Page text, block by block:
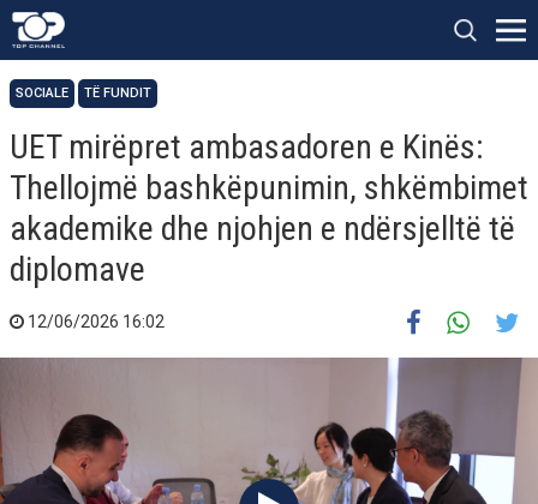
SOCIALE TË FUNDIT
UET mirëpret ambasadoren e Kinës:
Thellojmë bashkëpunimin, shkëmbimet
akademike dhe njohjen e ndërsjelltë të
diplomave
12/06/2026 16:02